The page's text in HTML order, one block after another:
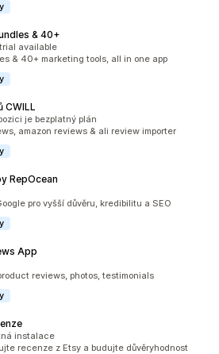
& 40+
2799
available
& 40+ marketing tools, all in one app
CWILL
1493je bezplatný plán
amazon reviews & ali review importer
RepOcean
30
pro vyšší důvěru, kredibilitu a SEO
App
494
reviews, photos, testimonials
319
instalace
recenze z Etsy a budujte důvěryhodnost